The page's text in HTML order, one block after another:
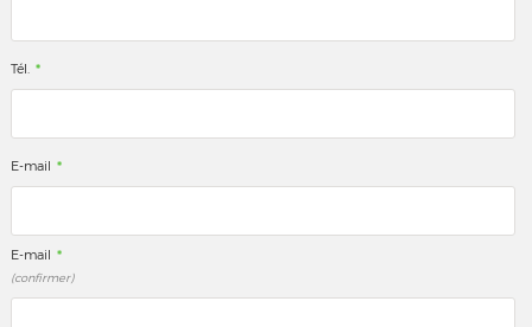
Tél. *
E-mail *
E-mail *
(confirmer)